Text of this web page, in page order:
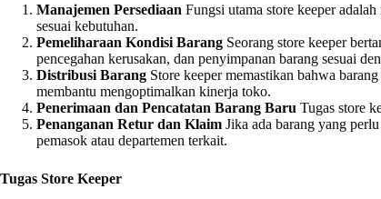
Manajemen Persediaan Fungsi utama store keeper
sesuai kebutuhan.
Pemeliharaan Kondisi Barang Seorang store keeper
pencegahan kerusakan, dan penyimpanan barang sesuai
Distribusi Barang Store keeper memastikan bahwa
membantu mengoptimalkan kinerja toko.
Penerimaan dan Pencatatan Barang Baru Tugas store
Penanganan Retur dan Klaim Jika ada barang yang
pemasok atau departemen terkait.
Tugas Store Keeper